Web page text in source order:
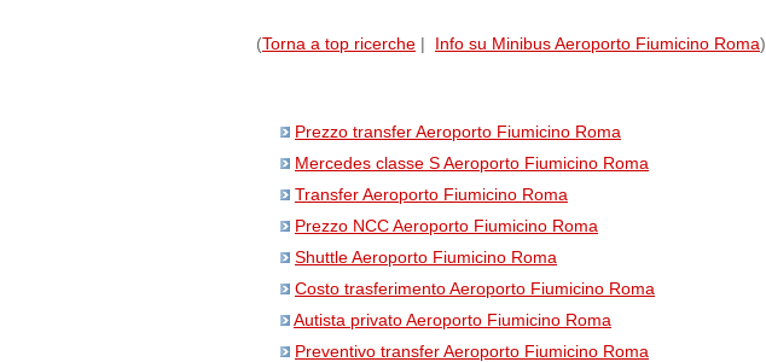
(Torna a top ricerche | Info su Minibus Aeroporto Fiumicino Roma)
Prezzo transfer Aeroporto Fiumicino Roma
Mercedes classe S Aeroporto Fiumicino Roma
Transfer Aeroporto Fiumicino Roma
Prezzo NCC Aeroporto Fiumicino Roma
Shuttle Aeroporto Fiumicino Roma
Costo trasferimento Aeroporto Fiumicino Roma
Autista privato Aeroporto Fiumicino Roma
Preventivo transfer Aeroporto Fiumicino Roma